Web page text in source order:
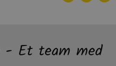
- Et team med